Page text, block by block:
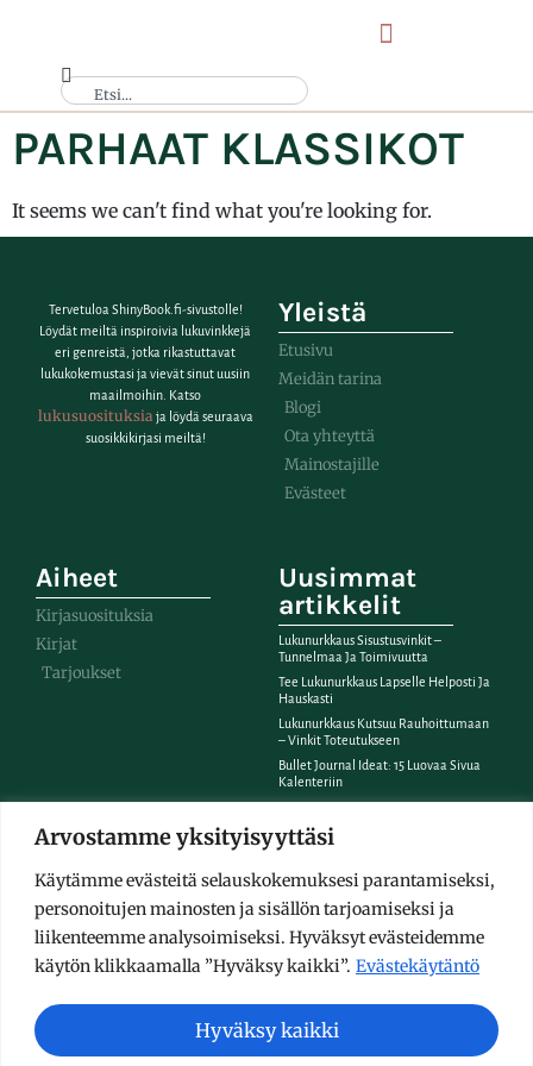
Arvostamme yksityisyyttäsi
Käytämme evästeitä selauskokemuksesi parantamiseksi,
personoitujen mainosten ja sisällön tarjoamiseksi ja
liikenteemme analysoimiseksi. Hyväksyt evästeidemme
käytön klikkaamalla ”Hyväksy kaikki”. Evästekäytäntö
Hyväksy kaikki
PARHAAT KLASSIKOT
It seems we can't find what you're looking for.
Tervetuloa ShinyBook.fi-sivustolle!
Löydät meiltä inspiroivia lukuvinkkejä
eri genreistä, jotka rikastuttavat
lukukokemustasi ja vievät sinut uusiin
maailmoihin. Katso
lukusuosituksia ja löydä seuraava
suosikkikirjasi meiltä!
Yleistä
Etusivu
Meidän tarina
Blogi
Ota yhteyttä
Mainostajille
Evästeet
Aiheet
Kirjasuosituksia
Kirjat
Tarjoukset
Uusimmat
artikkelit
Lukunurkkaus Sisustusvinkit –
Tunnelmaa Ja Toimivuutta
Tee Lukunurkkaus Lapselle Helposti Ja
Hauskasti
Lukunurkkaus Kutsuu Rauhoittumaan
– Vinkit Toteutukseen
Bullet Journal Ideat: 15 Luovaa Sivua
Kalenteriin